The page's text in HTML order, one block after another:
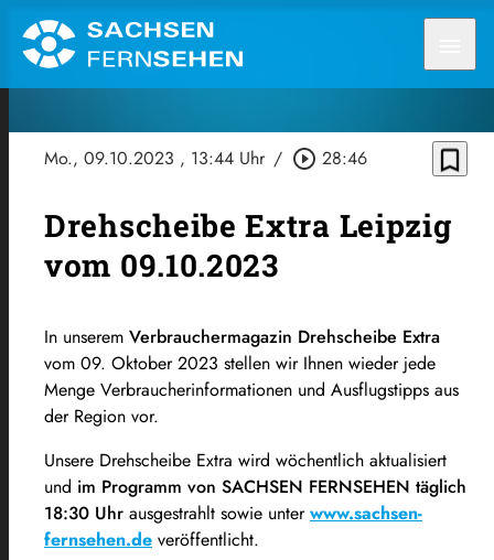
Mo., 09.10.2023 , 13:44 Uhr / play_circle_outline 28:46 bookmark_border
Drehscheibe Extra Leipzig
vom 09.10.2023
In unserem Verbrauchermagazin Drehscheibe Extra
vom 09. Oktober 2023 stellen wir Ihnen wieder jede
Menge Verbraucherinformationen und Ausflugstipps aus
der Region vor.
Unsere Drehscheibe Extra wird wöchentlich aktualisiert
und im Programm von SACHSEN FERNSEHEN täglich
18:30 Uhr ausgestrahlt sowie unterwww.sachsen-
fernsehen.de veröffentlicht.